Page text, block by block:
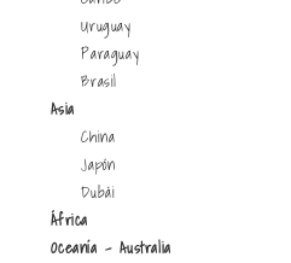
Uruguay
Paraguay
Brasil
Asia
China
Japón
Dubái
África
Oceanía - Australia